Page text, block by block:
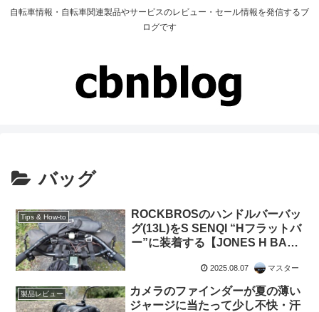
自転車情報・自転車関連製品やサービスのレビュー・セール情報を発信するブ
ログです
バッグ
Tips & How-to
ROCKBROSのハンドルバーバッ
グ(13L)をS SENQI “Hフラットバ
ー”に装着する【JONES H BAR
PACK 下位互換】2025.08.07 マスター
製品レビュー
カメラのファインダーが夏の薄い
ジャージに当たって少し不快・汗